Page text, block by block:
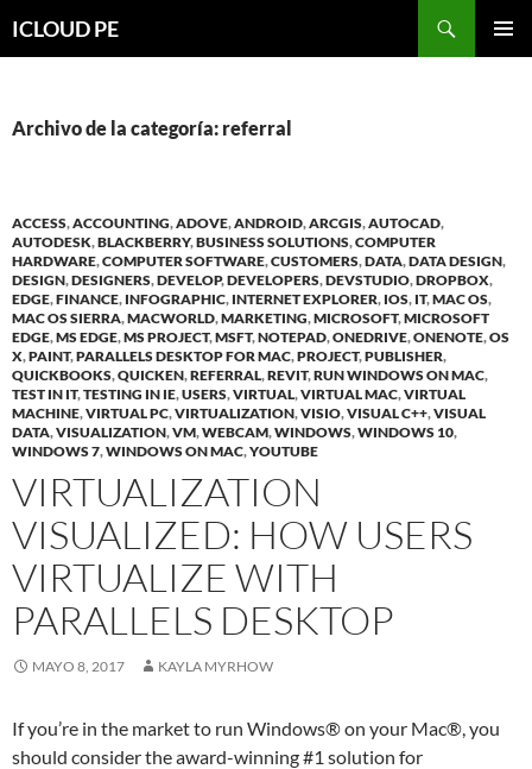
hacia
ICLOUD PE
Archivo de la categoría: referral
ACCESS,ACCOUNTING,ADOVE,ANDROID,ARCGIS,AUTOCAD,
AUTODESK,BLACKBERRY,BUSINESS SOLUTIONS,COMPUTER
HARDWARE,COMPUTER SOFTWARE,CUSTOMERS,DATA,DATA DESIGN,
DESIGN,DESIGNERS,DEVELOP,DEVELOPERS,DEVSTUDIO,DROPBOX,
EDGE,FINANCE, INFOGRAPHIC, INTERNET EXPLORER, IOS, IT,MAC OS,
MAC OS SIERRA,MACWORLD,MARKETING,MICROSOFT,MICROSOFT
EDGE,MS EDGE,MS PROJECT,MSFT,NOTEPAD,ONEDRIVE,ONENOTE,OS
X,PAINT,PARALLELS DESKTOP FOR MAC,PROJECT,PUBLISHER,
QUICKBOOKS,QUICKEN,REFERRAL,REVIT,RUN WINDOWS ON MAC,
TEST IN IT,TESTING IN IE,USERS,VIRTUAL,VIRTUAL MAC,VIRTUAL
MACHINE,VIRTUAL PC,VIRTUALIZATION,VISIO,VISUAL C++,VISUAL
DATA,VISUALIZATION,VM,WEBCAM,WINDOWS,WINDOWS 10,
WINDOWS 7,WINDOWS ON MAC,YOUTUBE
VIRTUALIZATION
VISUALIZED: HOW USERS
VIRTUALIZE WITH
PARALLELS DESKTOP
MAYO 8, 2017 KAYLA MYRHOW
If you’re in the market to run Windows® on your Mac®, you
should consider the award-winning #1 solution for